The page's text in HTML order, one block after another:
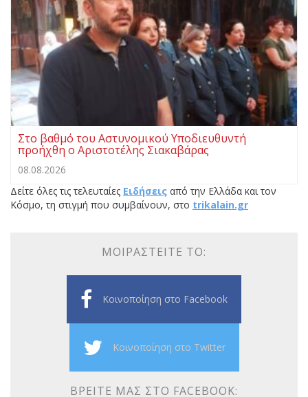
Στο βαθμό του Αστυνομικού Υποδιευθυντή
προήχθη ο Αριστοτέλης Σιακαβάρας
08.08.2026
Δείτε όλες τις τελευταίες Ειδήσεις από την Ελλάδα και τον
Κόσμο, τη στιγμή που συμβαίνουν, στο trikalain.gr
ΜΟΙΡΑΣΤΕΊΤΕ ΤΟ:
Κοινοποίηση στο Facebook
Κοινοποίηση στο Twitter
ΒΡΕΊΤΕ ΜΑΣ ΣΤΟ FACEBOOK: